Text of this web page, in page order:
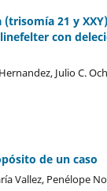
21 y
con
Julio C.
de un caso
Vallez, Penélope